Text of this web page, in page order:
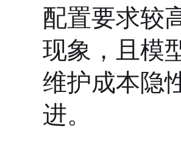
配置要求较
现象，且模
维护成本隐
进。